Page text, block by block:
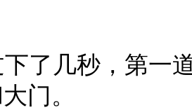
了几秒，第一
门。